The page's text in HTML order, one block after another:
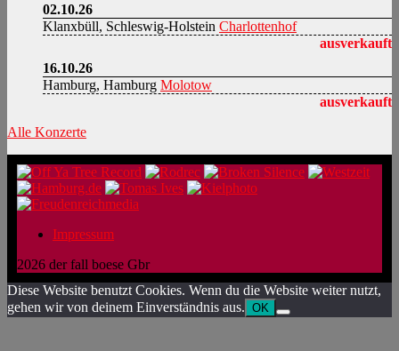
02.10.26
Klanxbüll, Schleswig-Holstein Charlottenhof
ausverkauft
16.10.26
Hamburg, Hamburg Molotow
ausverkauft
Alle Konzerte
Impressum
2026 der fall boese Gbr
Diese Website benutzt Cookies. Wenn du die Website weiter nutzt,
gehen wir von deinem Einverständnis aus. OK